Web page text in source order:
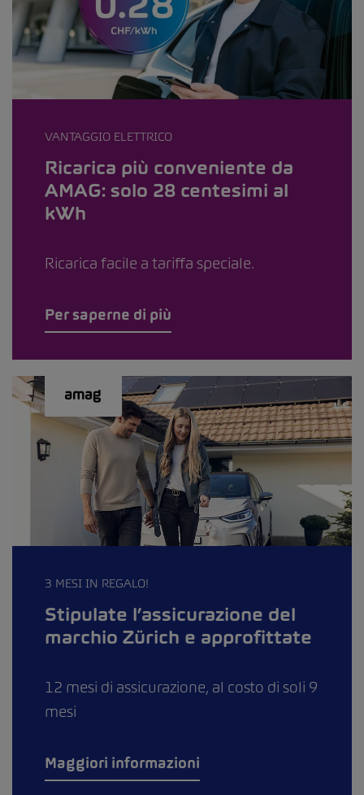
VANTAGGIO ELETTRICO
Ricarica più conveniente da
AMAG: solo 28 centesimi al
kWh
Ricarica facile a tariffa speciale.
Per saperne di più
3 MESI IN REGALO!
Stipulate l’assicurazione del
marchio Zürich e approfittate
12 mesi di assicurazione, al costo di soli 9
mesi
Maggiori informazioni